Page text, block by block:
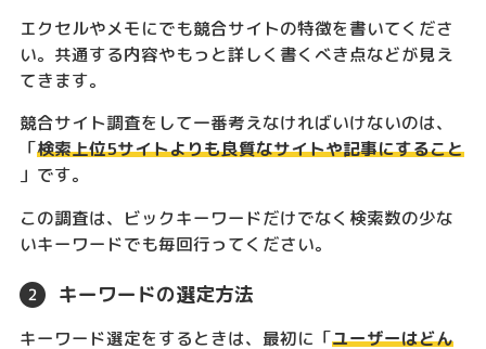
エクセルやメモにでも競合サイトの特徴を書いてくださ
い。共通する内容やもっと詳しく書くべき点などが見え
てきます。
競合サイト調査をして一番考えなければいけないのは、
「検索上位5サイトよりも良質なサイトや記事にすること
」です。
この調査は、ビックキーワードだけでなく検索数の少な
いキーワードでも毎回行ってください。
キーワードの選定方法
キーワード選定をするときは、最初に「ユーザーはどん